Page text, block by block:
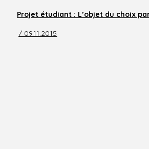
Projet étudiant : L’objet du choix
/ 09.11.2015